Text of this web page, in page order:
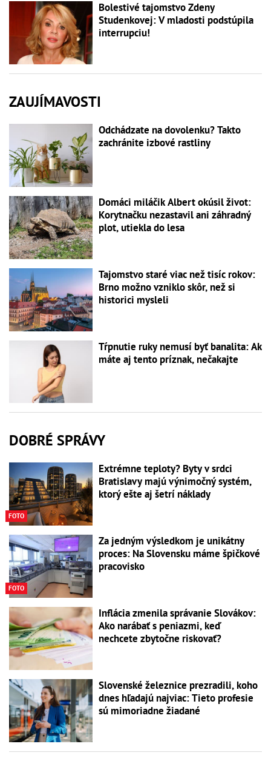
Bolestivé tajomstvo Zdeny
Studenkovej: V mladosti podstúpila
interrupciu!
ZAUJÍMAVOSTI
Odchádzate na dovolenku? Takto
zachránite izbové rastliny
Domáci miláčik Albert okúsil život:
Korytnačku nezastavil ani záhradný
plot, utiekla do lesa
Tajomstvo staré viac než tisíc rokov:
Brno možno vzniklo skôr, než si
historici mysleli
Tŕpnutie ruky nemusí byť banalita: Ak
máte aj tento príznak, nečakajte
DOBRÉ SPRÁVY
FOTO
Extrémne teploty? Byty v srdci
Bratislavy majú výnimočný systém,
ktorý ešte aj šetrí náklady
FOTO
Za jedným výsledkom je unikátny
proces: Na Slovensku máme špičkové
pracovisko
Inflácia zmenila správanie Slovákov:
Ako narábať s peniazmi, keď
nechcete zbytočne riskovať?
Slovenské železnice prezradili, koho
dnes hľadajú najviac: Tieto profesie
sú mimoriadne žiadané